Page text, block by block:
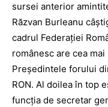
sursei anterior
Răzvan Burleanu
cadrul Federaţiei
românesc are cea
Preşedintele forului
RON. Al doilea în top
funcţia de secretar